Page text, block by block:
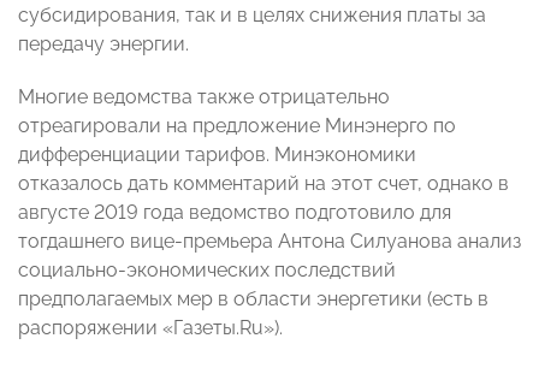
субсидирования, так и в целях снижения платы за
передачу энергии.
Многие ведомства также отрицательно
отреагировали на предложение Минэнерго по
дифференциации тарифов. Минэкономики
отказалось дать комментарий на этот счет, однако в
августе 2019 года ведомство подготовило для
тогдашнего вице-премьера Антона Силуанова анализ
социально-экономических последствий
предполагаемых мер в области энергетики (есть в
распоряжении «Газеты.Ru»).